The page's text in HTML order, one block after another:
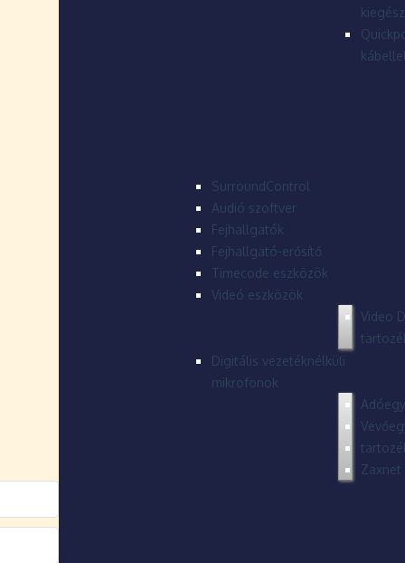
kábellel
SurroundControl
Audió szoftver
Fejhallgatók
Fejhallgató-erősítő
Timecode eszközök
Videó eszközök
Video
Digitális vezetéknélküli
mikrofonok
Zaxnet